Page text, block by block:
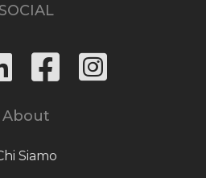
SOCIAL
About
Siamo